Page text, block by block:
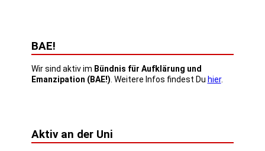
BAE!
Wir sind aktiv im Bündnis für Aufklärung und
Emanzipation (BAE!) . Weitere Infos findest Du hier.
Aktiv an der Uni